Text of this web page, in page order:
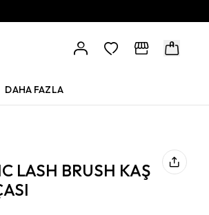
DAHA FAZLA
LASH BRUSH KAŞ